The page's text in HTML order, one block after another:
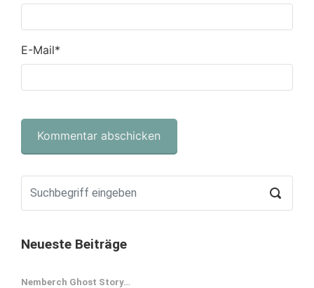
E-Mail*
Neueste Beiträge
Nemberch Ghost Story…